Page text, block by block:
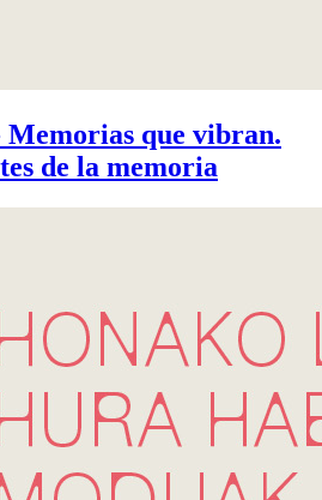
Memorias que vibran.
de la memoria